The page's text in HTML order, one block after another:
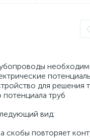
для решения
потенциала труб
вид:
скобы повторяет